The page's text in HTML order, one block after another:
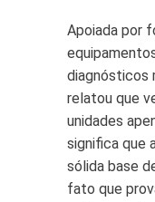
Apoiada por
diagnósticos
relatou que
unidades
significa que
sólida base
fato que